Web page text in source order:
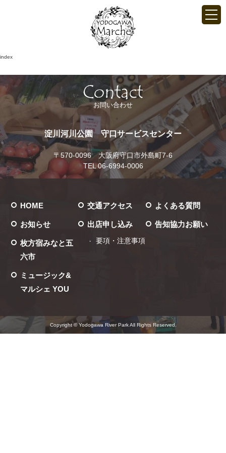
index
お問い合わせ
淀川河川公園 守口サービスセンター
〒570-0096 大阪府守口市外島町7-6
TEL 06-6994-0006
HOME
お知らせ
枚方宿みなと五
六市
ミュージック&
マルシェ YOU
交通アクセス
出店申し込み
要項・注意事項
よくある質問
告知協力お願い
Copyright © Yodogawa River Park All Rights Reserved.